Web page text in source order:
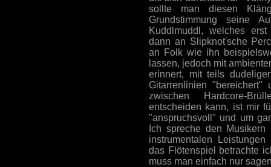
sollte man diesen
Grundstimmung seine
Kuddlmuddl, welches
dann an Slipknot'sche
an Folk wie ihn
lassen, jedoch mit
erinnert, mit teils
Gitarrenlinien
zwischen Hardcore-
entscheiden kann, ist mir
"anspruchsvoll" und um
Ich spreche den
instrumentalen
das Flötenspiel betrachte
muss man einfach nur